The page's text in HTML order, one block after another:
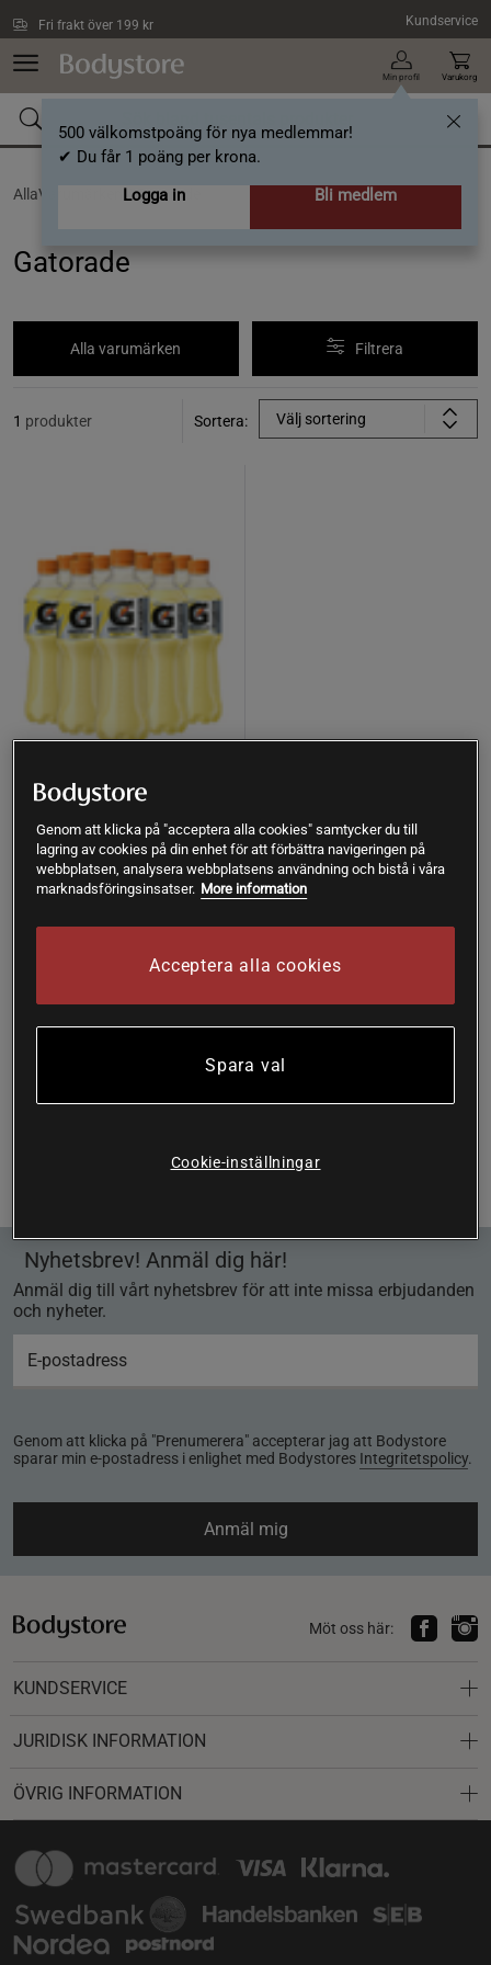
Fri frakt över 199 kr Kundservice
Min profil
500 välkomstpoäng för nya medlemmar!
✔ Du får 1 poäng per krona.
Logga in
Bli medlem
Varukorg
AllaVarumärken /Gatorade
Gatorade
Alla varumärken Filtrera
1 produkter Sortera: Välj sortering
Gatorade
Köp
Nyhetsbrev! Anmäl dig här!
Anmäl dig till vårt nyhetsbrev för att inte missa erbjudanden
och nyheter.
Genom att klicka på "Prenumerera" accepterar jag att Bodystore
sparar min e-postadress i enlighet med Bodystores Integritetspolicy.
Anmäl mig
Möt oss här:
KUNDSERVICE
JURIDISK INFORMATION
ÖVRIG INFORMATION
Genom att klicka på "acceptera alla cookies" samtycker du till
lagring av cookies på din enhet för att förbättra navigeringen på
webbplatsen, analysera webbplatsens användning och bistå i våra
marknadsföringsinsatser. More information
Acceptera alla cookies
Spara val
Cookie-inställningar